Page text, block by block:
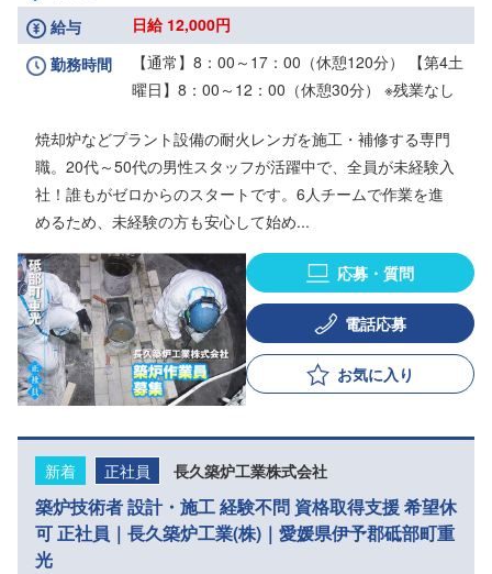
給与
日給 12,000円
勤務時間
【通常】8：00～17：00（休憩120分） 【第4土
曜日】8：00～12：00（休憩30分） ※残業なし
焼却炉などプラント設備の耐火レンガを施工・補修する専門
職。20代～50代の男性スタッフが活躍中で、全員が未経験入
社！誰もがゼロからのスタートです。6人チームで作業を進
めるため、未経験の方も安心して始め...
応募・質問
電話応募
お気に入り
新着 正社員 長久築炉工業株式会社
築炉技術者 設計・施工 経験不問 資格取得支援 希望休
可 正社員｜長久築炉工業(株)｜愛媛県伊予郡砥部町重
光